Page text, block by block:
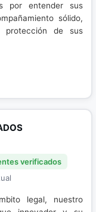
por entender sus
sólido,
protección de sus
verificados
legal, nuestro